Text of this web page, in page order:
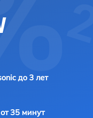
до 3 лет
35 минут